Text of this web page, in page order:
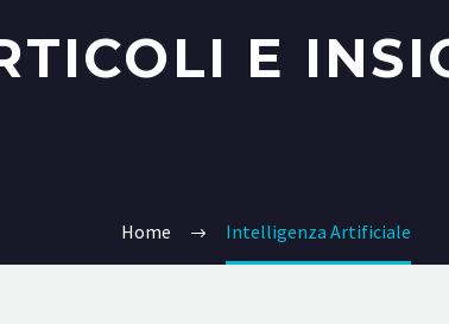
E
Home Intelligenza Artificiale